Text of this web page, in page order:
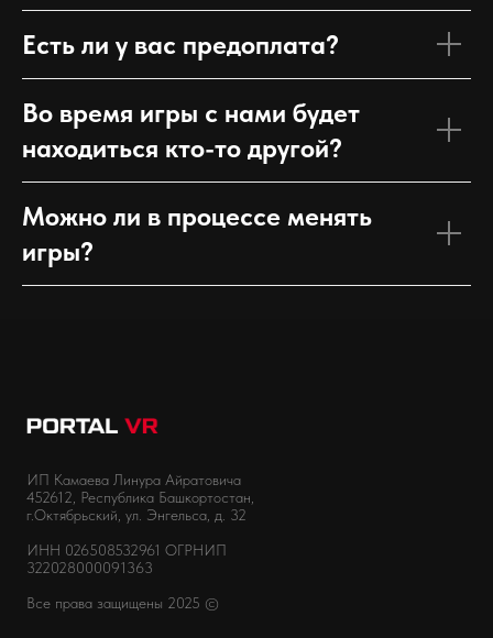
Есть ли у вас предоплата?
Во время игры с нами будет
находиться кто-то другой?
Можно ли в процессе менять
игры?
ИП Камаева Линура Айратовича
452612, Республика Башкортостан,
г.Октябрьский, ул. Энгельса, д. 32
ИНН 026508532961 ОГРНИП
322028000091363
Все права защищены 2025 ©